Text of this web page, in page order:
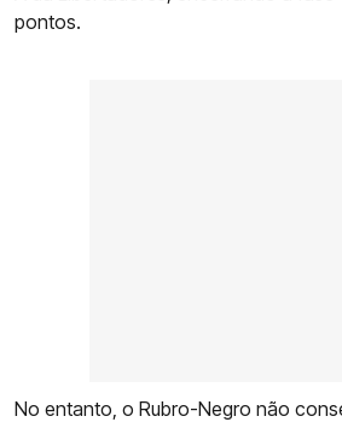
pontos.
No entanto, o Rubro-Negro não